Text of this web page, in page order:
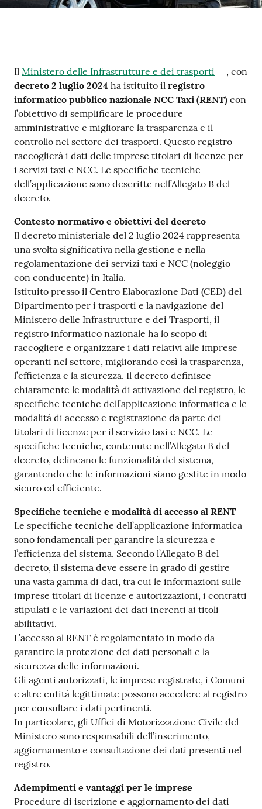
Seguici
su
Contenuto
Il Ministero delle Infrastrutture e dei trasporti
, con
decreto 2 luglio 2024 ha istituito il registro
informatico pubblico nazionale NCC Taxi (RENT) con
l’obiettivo di semplificare le procedure
amministrative e migliorare la trasparenza e il
controllo nel settore dei trasporti. Questo registro
raccoglierà i dati delle imprese titolari di licenze per
i servizi taxi e NCC. Le specifiche tecniche
dell’applicazione sono descritte nell’Allegato B del
decreto.
Contesto normativo e obiettivi del decreto
Il decreto ministeriale del 2 luglio 2024 rappresenta
una svolta significativa nella gestione e nella
regolamentazione dei servizi taxi e NCC (noleggio
con conducente) in Italia.
Istituito presso il Centro Elaborazione Dati (CED) del
Dipartimento per i trasporti e la navigazione del
Ministero delle Infrastrutture e dei Trasporti, il
registro informatico nazionale ha lo scopo di
raccogliere e organizzare i dati relativi alle imprese
operanti nel settore, migliorando così la trasparenza,
l’efficienza e la sicurezza. Il decreto definisce
chiaramente le modalità di attivazione del registro, le
specifiche tecniche dell’applicazione informatica e le
modalità di accesso e registrazione da parte dei
titolari di licenze per il servizio taxi e NCC. Le
specifiche tecniche, contenute nell’Allegato B del
decreto, delineano le funzionalità del sistema,
garantendo che le informazioni siano gestite in modo
sicuro ed efficiente.
Specifiche tecniche e modalità di accesso al RENT
Le specifiche tecniche dell’applicazione informatica
sono fondamentali per garantire la sicurezza e
l’efficienza del sistema. Secondo l’Allegato B del
decreto, il sistema deve essere in grado di gestire
una vasta gamma di dati, tra cui le informazioni sulle
imprese titolari di licenze e autorizzazioni, i contratti
stipulati e le variazioni dei dati inerenti ai titoli
abilitativi.
L’accesso al RENT è regolamentato in modo da
garantire la protezione dei dati personali e la
sicurezza delle informazioni.
Gli agenti autorizzati, le imprese registrate, i Comuni
e altre entità legittimate possono accedere al registro
per consultare i dati pertinenti.
In particolare, gli Uffici di Motorizzazione Civile del
Ministero sono responsabili dell’inserimento,
aggiornamento e consultazione dei dati presenti nel
registro.
Adempimenti e vantaggi per le imprese
Procedure di iscrizione e aggiornamento dei dati